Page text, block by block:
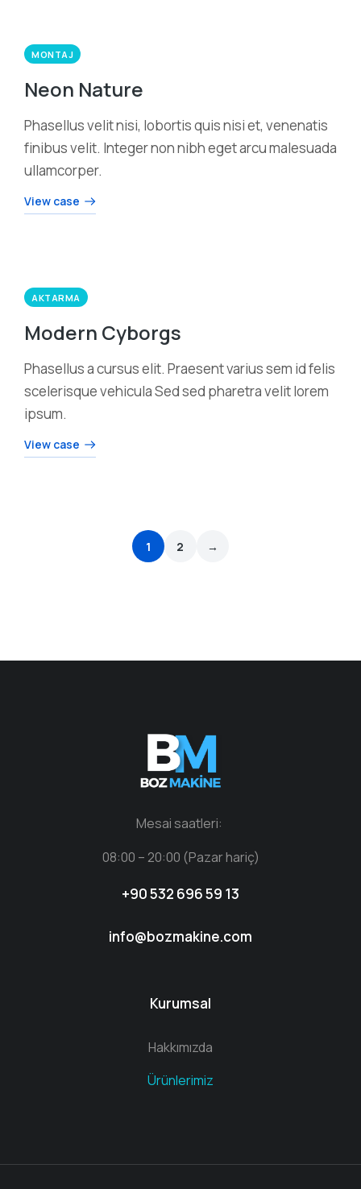
MONTAJ
Neon Nature
Phasellus velit nisi, lobortis quis nisi et, venenatis
finibus velit. Integer non nibh eget arcu malesuada
ullamcorper.
View case
AKTARMA
Modern Cyborgs
Phasellus a cursus elit. Praesent varius sem id felis
scelerisque vehicula Sed sed pharetra velit lorem
ipsum.
View case
1 2 →
Mesai saatleri:
08:00 – 20:00 (Pazar hariç)
+90 532 696 59 13
info@bozmakine.com
Kurumsal
Hakkımızda
Ürünlerimiz